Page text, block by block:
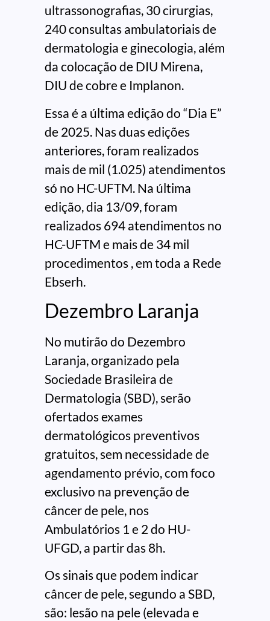
ultrassonografias, 30 cirurgias,
240 consultas ambulatoriais de
dermatologia e ginecologia, além
da colocação de DIU Mirena,
DIU de cobre e Implanon.
Essa é a última edição do “Dia E”
de 2025. Nas duas edições
anteriores, foram realizados
mais de mil (1.025) atendimentos
só no HC-UFTM. Na última
edição, dia 13/09, foram
realizados 694 atendimentos no
HC-UFTM e mais de 34 mil
procedimentos , em toda a Rede
Ebserh.
Dezembro Laranja
No mutirão do Dezembro
Laranja, organizado pela
Sociedade Brasileira de
Dermatologia (SBD), serão
ofertados exames
dermatológicos preventivos
gratuitos, sem necessidade de
agendamento prévio, com foco
exclusivo na prevenção de
câncer de pele, nos
Ambulatórios 1 e 2 do HU-
UFGD, a partir das 8h.
Os sinais que podem indicar
câncer de pele, segundo a SBD,
são: lesão na pele (elevada e